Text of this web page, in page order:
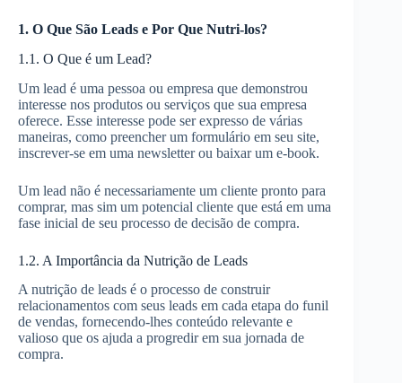
1. O Que São Leads e Por Que Nutri-los?
1.1. O Que é um Lead?
Um lead é uma pessoa ou empresa que demonstrou
interesse nos produtos ou serviços que sua empresa
oferece. Esse interesse pode ser expresso de várias
maneiras, como preencher um formulário em seu site,
inscrever-se em uma newsletter ou baixar um e-book.
Um lead não é necessariamente um cliente pronto para
comprar, mas sim um potencial cliente que está em uma
fase inicial de seu processo de decisão de compra.
1.2. A Importância da Nutrição de Leads
A nutrição de leads é o processo de construir
relacionamentos com seus leads em cada etapa do funil
de vendas, fornecendo-lhes conteúdo relevante e
valioso que os ajuda a progredir em sua jornada de
compra.